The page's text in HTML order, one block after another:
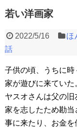
若い洋画家
2022/5/16 ほ
話
子供の頃、うちに
家が遊びに来ていた
ヤスオさんは父の
家を志したため勘
事に来たり、お金を